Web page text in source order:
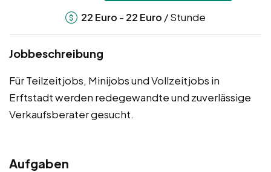
22 Euro - 22 Euro / Stunde
Jobbeschreibung
Für Teilzeitjobs, Minijobs und Vollzeitjobs in
Erftstadt werden redegewandte und zuverlässige
Verkaufsberater gesucht.
Aufgaben